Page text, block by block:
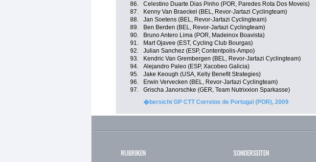
86.
Celestino Duarte Dias Pinho (POR, Paredes Rota Dos Moveis)
87.
Kenny Van Braeckel (BEL, Revor-Jartazi Cyclingteam)
88.
Jan Soetens (BEL, Revor-Jartazi Cyclingteam)
89.
Ben Berden (BEL, Revor-Jartazi Cyclingteam)
90.
Bruno Antero Lima (POR, Madeinox Boavista)
91.
Mart Ojavee (EST, Cycling Club Bourgas)
92.
Julian Sanchez (ESP, Contentpolis-Ampo)
93.
Kendric Van Grembergen (BEL, Revor-Jartazi Cyclingteam)
94.
Alejandro Paleo (ESP, Xacobeo Galicia)
95.
Jake Keough (USA, Kelly Benefit Strategies)
96.
Erwin Vervecken (BEL, Revor-Jartazi Cyclingteam)
97.
Grischa Janorschke (GER, Team Nutrixxion Sparkasse)
�bersicht GP CTT Correios de Portugal (POR), 2009
RUBRIKEN SONDERSEITEN